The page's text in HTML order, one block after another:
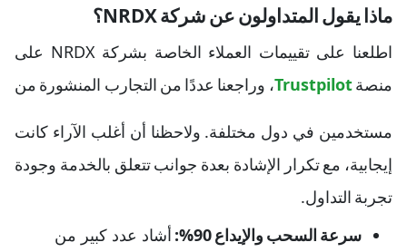
ماذا يقول المتداولون عن شركة NRDX؟
اطلعنا على تقييمات العملاء الخاصة بشركة NRDX على
منصةTrustpilot، وراجعنا عددًا من التجارب المنشورة من
مستخدمين في دول مختلفة. ولاحظنا أن أغلب الآراء كانت
إيجابية، مع تكرار الإشادة بعدة جوانب تتعلق بالخدمة وجودة
تجربة التداول.
سرعة السحب والإيداع 90%:
أشاد عدد كبير من